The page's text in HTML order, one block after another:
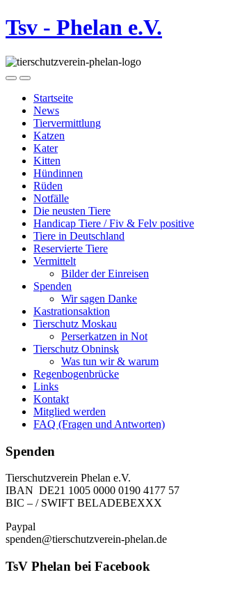
Tsv - Phelan e.V.
Startseite
News
Tiervermittlung
Katzen
Kater
Kitten
Hündinnen
Rüden
Notfälle
Die neusten Tiere
Handicap Tiere / Fiv & Felv positive
Tiere in Deutschland
Reservierte Tiere
Vermittelt
Bilder der Einreisen
Spenden
Wir sagen Danke
Kastrationsaktion
Tierschutz Moskau
Perserkatzen in Not
Tierschutz Obninsk
Was tun wir & warum
Regenbogenbrücke
Links
Kontakt
Mitglied werden
FAQ (Fragen und Antworten)
Spenden
Tierschutzverein Phelan e.V.
IBAN DE21 1005 0000 0190 4177 57
BIC – / SWIFT BELADEBEXXX
Paypal
spenden@tierschutzverein-phelan.de
TsV Phelan bei Facebook